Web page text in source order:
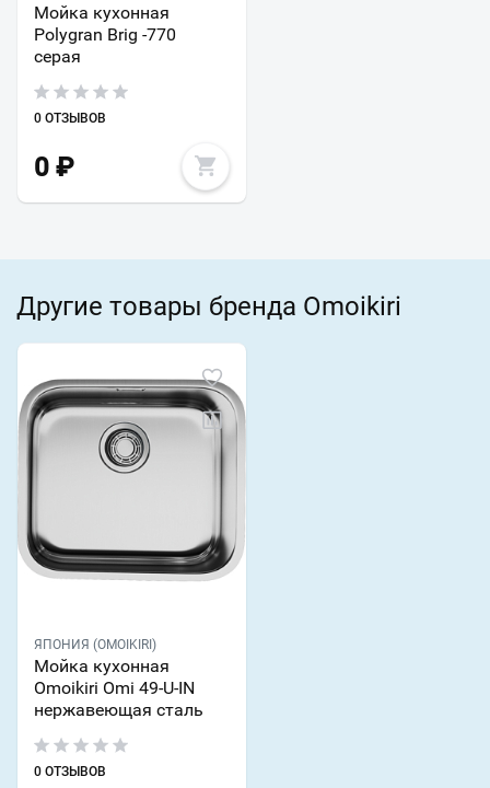
Мойка кухонная
Polygran Brig -770
серая
0 ОТЗЫВОВ
0 ₽
Другие товары бренда Omoikiri
ЯПОНИЯ (OMOIKIRI)
Мойка кухонная
Omoikiri Omi 49-U-IN
нержавеющая сталь
0 ОТЗЫВОВ